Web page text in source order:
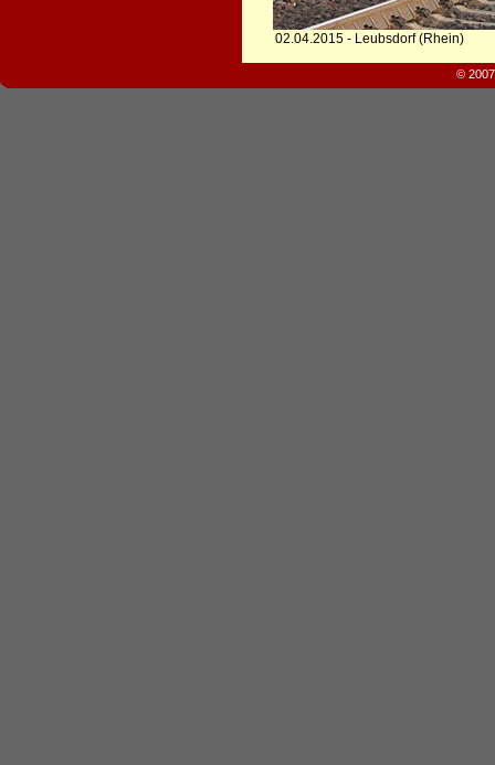
02.04.2015 - Leubsdorf (Rhein)
©